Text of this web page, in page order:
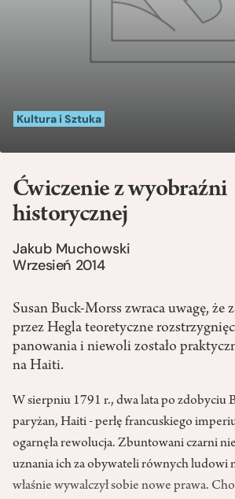
Kultura i Sztuka
Ćwiczenie z wyobraźni
historycznej
Jakub Muchowski
Wrzesień 2014
Susan Buck-Morss zwraca uwagę, że
przez Hegla teoretyczne
panowania i niewoli zostało
na Haiti.
W sierpniu 1791 r., dwa lata po zdobyciu
paryżan, Haiti ‒ perłę francuskiego
ogarnęła rewolucja. Zbuntowani czarni
uznania ich za obywateli równych
właśnie wywalczył sobie nowe prawa.